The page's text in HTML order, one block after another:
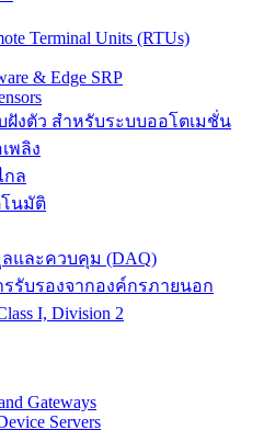
Terminal Units (RTUs)
& Edge SRP
ฝังตัว สำหรับระบบออโตเมชั่น
พลิง
กล
นมัติ
และควบคุม (DAQ)
รับรองจากองค์กรภายนอก
I, Division 2
Gateways
Servers